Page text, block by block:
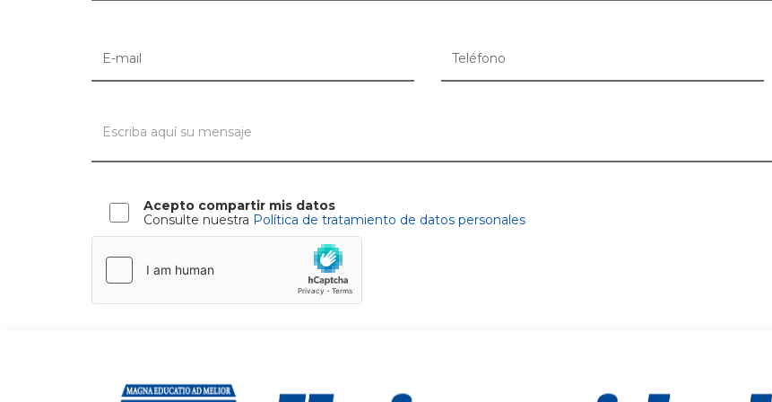
Acepto compartir mis datos
Consulte nuestra Política de tratamiento de datos personales